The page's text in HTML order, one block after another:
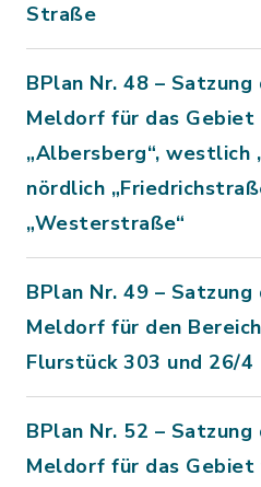
Straße
BPlan Nr. 48 –
Meldorf für das Gebiet
„Albersberg“, westlich
nördlich
„Westerstraße“
BPlan Nr. 49 –
Meldorf für den Bereich
Flurstück 303 und 26/4
BPlan Nr. 52 –
Meldorf für das